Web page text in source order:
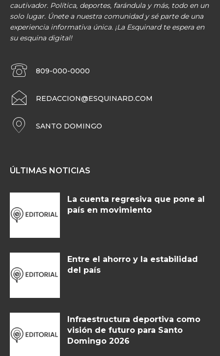
cautivador. Política, deportes, farándula y más, todo en un
solo lugar. Únete a nuestra comunidad y sé parte de una
experiencia informativa única. ¡La Esquinard te espera en
su esquina digital!
809-000-0000
REDACCION@ESQUINARD.COM
SANTO DOMINGO
ÚLTIMAS NOTICIAS
La cuenta regresiva que pone al
país en movimiento
Entre el ahorro y la estabilidad
del país
Infraestructura deportiva como
visión de futuro para Santo
Domingo 2026